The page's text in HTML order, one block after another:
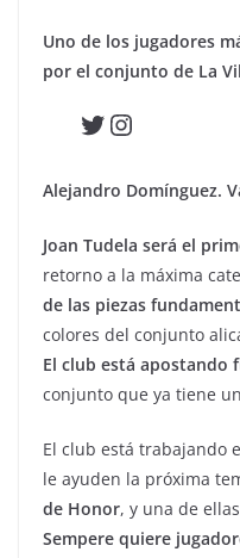
Uno de los jugadores
por el conjunto de La
Twitter
Instagram
Alejandro Domínguez.
Joan Tudela será el
retorno a la máxima
de las piezas
colores del conjunto
El club está apostando
conjunto que ya tiene
El club está trabajando
le ayuden la próxima
de Honor, y una de
Sempere quiere